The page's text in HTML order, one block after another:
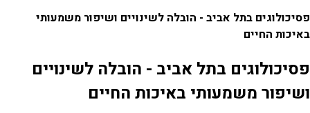
פסיכולוגים בתל אביב - הובלה לשינויים ושיפור משמעותי
באיכות החיים
פסיכולוגים בתל אביב - הובלה לשינויים
ושיפור משמעותי באיכות החיים